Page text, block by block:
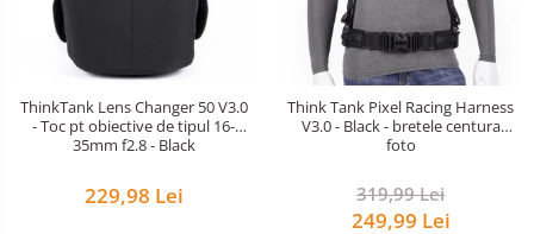
ThinkTank Lens Changer 50 V3.0
- Toc pt obiective de tipul 16-
35mm f2.8 - Black
229,98 Lei
Think Tank Pixel Racing Harness
V3.0 - Black - bretele centura
foto
319,99 Lei
249,99 Lei